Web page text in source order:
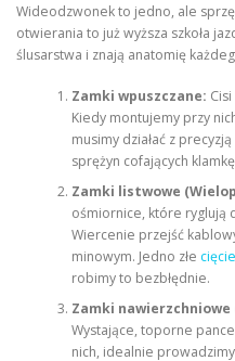
Wideodzwonek to jedno, ale
otwierania to już wyższa szkoła
ślusarstwa i znają anatomię
Zamki wpuszczane:
Kiedy montujemy przy
musimy działać z
sprężyn cofających
Zamki listwowe
ośmiornice, które ryglują
Wiercenie przejść
minowym. Jedno złe cięcie
robimy to bezbłędnie.
Zamki
Wystające, toporne
nich, idealnie